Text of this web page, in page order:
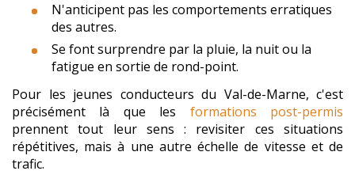
N'anticipent pas les comportements erratiques
des autres.
Se font surprendre par la pluie, la nuit ou la
fatigue en sortie de rond-point.
Pour les jeunes conducteurs du Val-de-Marne, c'est
précisément là que les formations post-permis
prennent tout leur sens : revisiter ces situations
répétitives, mais à une autre échelle de vitesse et de
trafic.